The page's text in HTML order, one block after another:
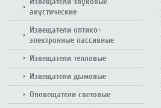
акустические
Извещатели оптико-
электронные пассивные
Извещатели тепловые
Извещатели дымовые
Оповещатели световые